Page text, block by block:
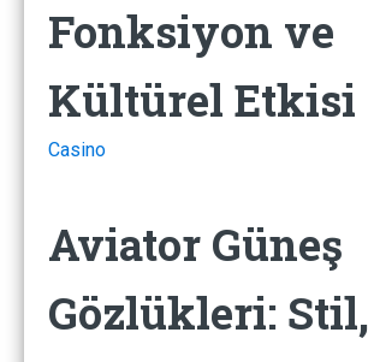
Fonksiyon ve
Kültürel Etkisi
Casino
Aviator Güneş
Gözlükleri: Stil,